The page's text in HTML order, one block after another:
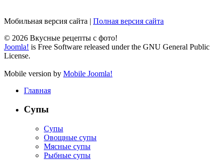
Мобильная версия сайта | Полная версия сайта
© 2026 Вкусные рецепты с фото!
Joomla! is Free Software released under the GNU General Public
License.
Mobile version by Mobile Joomla!
Главная
Супы
Супы
Овощные супы
Мясные супы
Рыбные супы